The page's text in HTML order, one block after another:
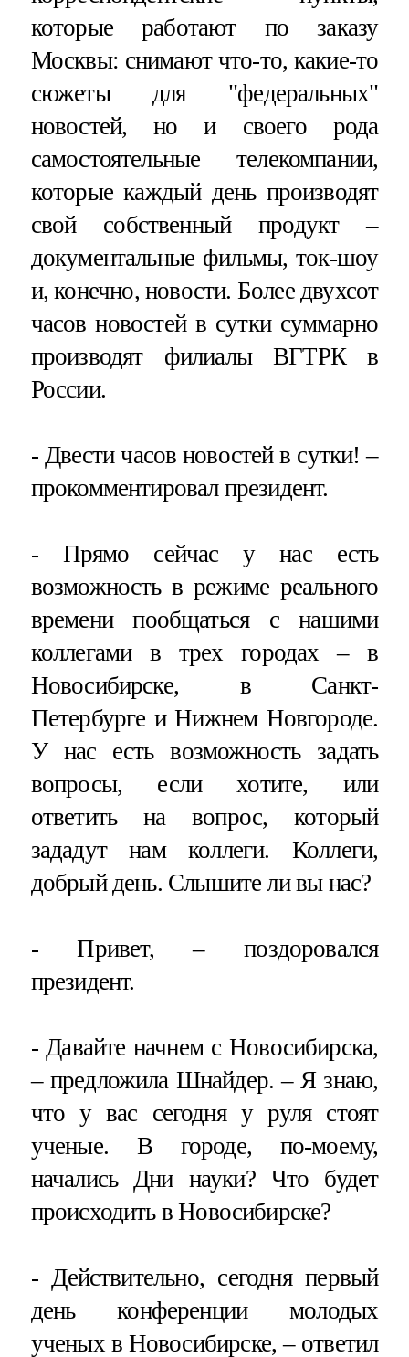
которые работают по заказу
Москвы: снимают что-то, какие-то
сюжеты для "федеральных"
новостей, но и своего рода
самостоятельные телекомпании,
которые каждый день производят
свой собственный продукт –
документальные фильмы, ток-шоу
и, конечно, новости. Более двухсот
часов новостей в сутки суммарно
производят филиалы ВГТРК в
России.
- Двести часов новостей в сутки! –
прокомментировал президент.
- Прямо сейчас у нас есть
возможность в режиме реального
времени пообщаться с нашими
коллегами в трех городах – в
Новосибирске, в Санкт-
Петербурге и Нижнем Новгороде.
У нас есть возможность задать
вопросы, если хотите, или
ответить на вопрос, который
зададут нам коллеги. Коллеги,
добрый день. Слышите ли вы нас?
- Привет, – поздоровался
президент.
- Давайте начнем с Новосибирска,
– предложила Шнайдер. – Я знаю,
что у вас сегодня у руля стоят
ученые. В городе, по-моему,
начались Дни науки? Что будет
происходить в Новосибирске?
- Действительно, сегодня первый
день конференции молодых
ученых в Новосибирске, – ответил